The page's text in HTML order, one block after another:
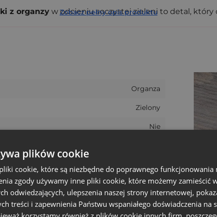
z organzy w odcieniu soczystej zieleni to detal, który
zawartość, dodając jej klasy i lekkości. Wersja
zmieścisz je do każdej paczki czy gift packa.
lub szuflady,
sojowego,
Zobacz pełny opis produktu
Organza
Zielony
Nie
Wielkanoc
9 cm
plików cookie
cookie, które są niezbędne do poprawnego funkcjonowania
zgody używamy inne pliki cookie, które możemy zamieścić
odwiedzających, ulepszenia naszej strony internetowej,
treści i zapewnienia Państwu wspaniałego doświadczenia na